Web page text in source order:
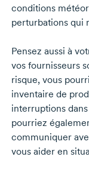
conditions
perturbations qui
Pensez aussi à
vos fournisseurs
risque, vous
inventaire de
interruptions
pourriez
communiquer
vous aider en